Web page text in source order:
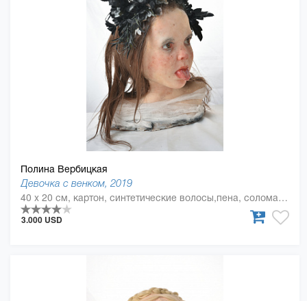
Полина Вербицкая
Девочка с венком, 2019
40 x 20 см, картон, синтетические волосы,пена, солома, силикон, смола, искусственные цветы
3.000 USD